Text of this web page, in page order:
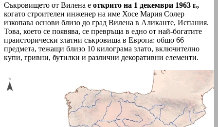
Съкровището от Вилена е открито на 1 декември 1963 г.,
когато строителен инженер на име Хосе Мария Солер
изкопава основи близо до град Вилена в Аликанте, Испания.
Това, което се появява, се превръща в едно от най-богатите
праисторически златни съкровища в Европа: общо 66
предмета, тежащи близо 10 килограма злато, включително
купи, гривни, бутилки и различни декоративни елементи.